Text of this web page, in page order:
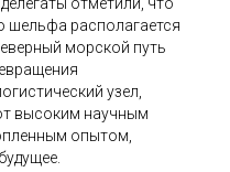
шельфа располагается
морской путь
узел,
высоким научным
опытом,